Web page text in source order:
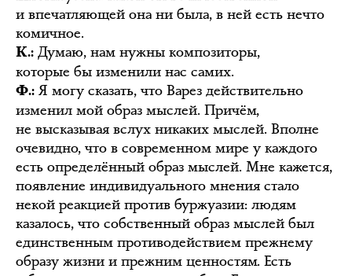
и впечатляющей она ни была, в ней есть нечто
комичное.
К.: Думаю, нам нужны композиторы,
которые бы изменили нас самих.
Ф.: Я могу сказать, что Варез действительно
изменил мой образ мыслей. Причём,
не высказывая вслух никаких мыслей. Вполне
очевидно, что в современном мире у каждого
есть определённый образ мыслей. Мне кажется,
появление индивидуального мнения стало
некой реакцией против буржуазии: людям
казалось, что собственный образ мыслей был
единственным противодействием прежнему
образу жизни и прежним ценностям. Есть